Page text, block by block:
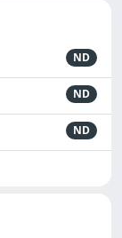
ND
ND
ND